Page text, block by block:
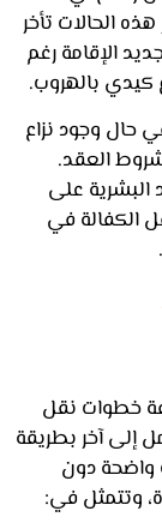
تأخر
رغم
بالهروب.
وجود نزاع
العقد.
على
في
نقل
آخر بطريقة
دون
في: